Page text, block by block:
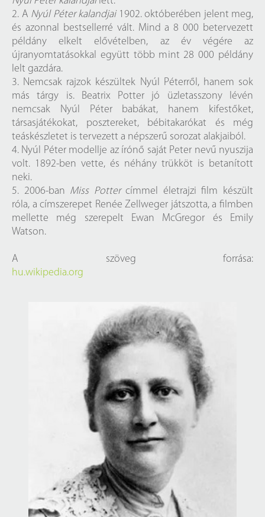
2. A Nyúl Péter kalandjai1902. októberében jelent meg,
és azonnal bestsellerré vált. Mind a 8 000 betervezett
példány elkelt elővételben, az év végére az
újranyomtatásokkal együtt több mint 28 000 példány
lelt gazdára.
3. Nemcsak rajzok készültek Nyúl Péterről, hanem sok
más tárgy is. Beatrix Potter jó üzletasszony lévén
nemcsak Nyúl Péter babákat, hanem kifestőket,
társasjátékokat, posztereket, bébitakarókat és még
teáskészletet is tervezett a népszerű sorozat alakjaiból.
4. Nyúl Péter modellje az írónő saját Peter nevű nyuszija
volt. 1892-ben vette, és néhány trükköt is betanított
neki.
5.️ 2006-ban Miss Pottercímmel életrajzi film készült
róla, a címszerepet Renée Zellweger játszotta, a filmben
mellette még szerepelt Ewan McGregor és Emily
Watson.
A szöveg forrása:
hu.wikipedia.org